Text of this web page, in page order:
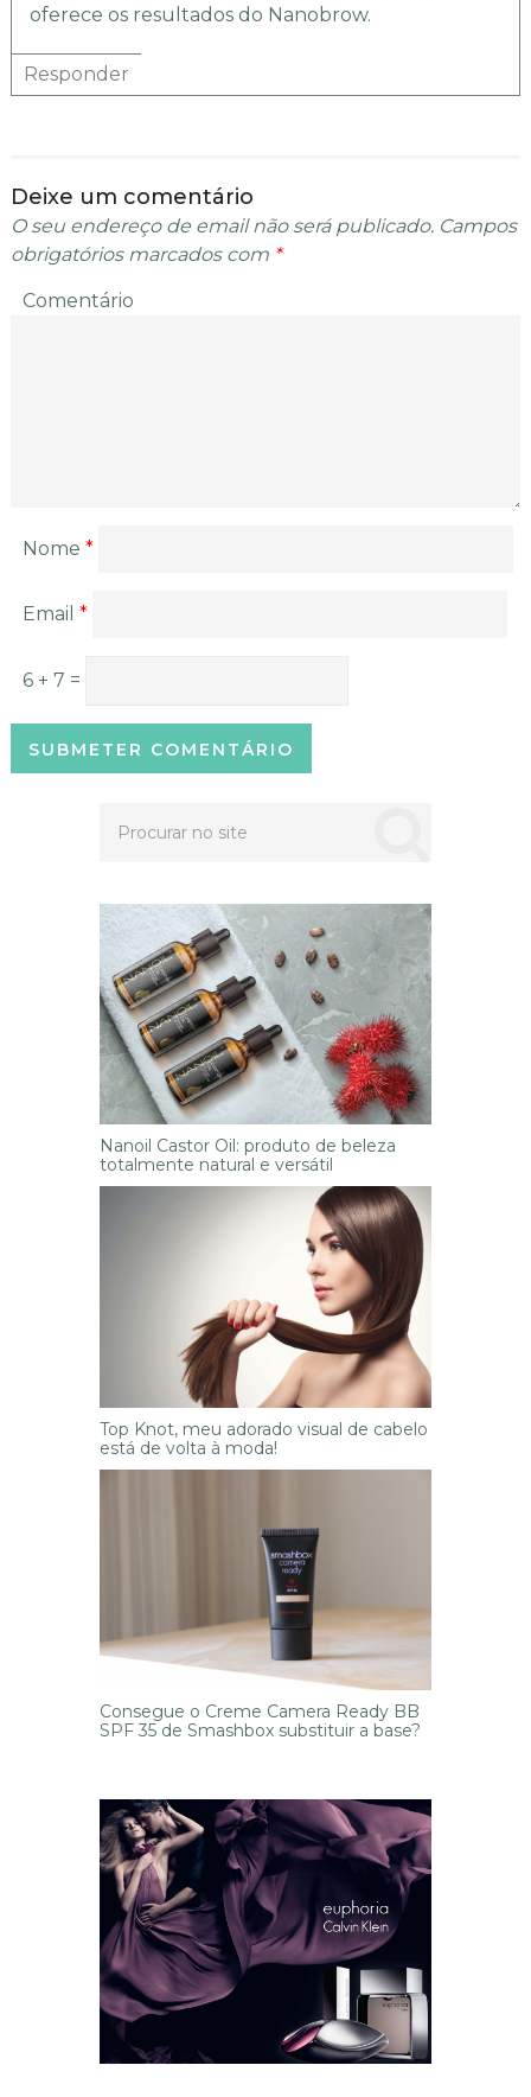
oferece os resultados do Nanobrow.
Responder
Deixe um comentário
O seu endereço de email não será publicado.Campos
obrigatórios marcados com *
Comentário
Nome *
Email *
6 + 7 =
Nanoil Castor Oil: produto de beleza
totalmente natural e versátil
Top Knot, meu adorado visual de cabelo
está de volta à moda!
Consegue o Creme Camera Ready BB
SPF 35 de Smashbox substituir a base?